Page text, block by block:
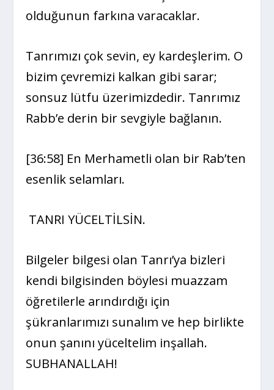
olduğunun farkına varacaklar.
Tanrımızı çok sevin, ey kardeşlerim. O
bizim çevremizi kalkan gibi sarar;
sonsuz lütfu üzerimizdedir. Tanrımız
Rabb’e derin bir sevgiyle bağlanın.
[36:58] En Merhametli olan bir Rab’ten
esenlik selamları.
TANRI YÜCELTİLSİN.
Bilgeler bilgesi olan Tanrı’ya bizleri
kendi bilgisinden böylesi muazzam
öğretilerle arındırdığı için
şükranlarımızı sunalım ve hep birlikte
onun şanını yüceltelim inşallah.
SUBHANALLAH!